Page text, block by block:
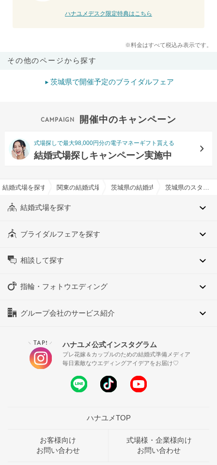
ハナユメデスク限定特典はこちら
※料金はすべて税込み表示です。
その他のページから探す
茨城県で開催予定のブライダルフェア
開催中のキャンペーン
式場探しで最大98,000円分の電子マネーギフト貰える
結婚式場探しキャンペーン実施中
結婚式場を探すならハナユメ
関東の結婚式場 茨城県の結婚式場 茨城県のスタイリッシュイメージでおすすめの結婚式場・挙式会場一覧
結婚式場を探す
ブライダルフェアを探す
相談して探す
指輪・フォトウエディング
グループ会社のサービス紹介
＼ TAP! ／ ハナユメ公式インスタグラム
プレ花嫁＆カップルのための結婚式準備メディア
毎日素敵なウエディングアイデアをお届け♡
ハナユメTOP
お客様向け
お問い合わせ
式場様・企業様向け
お問い合わせ